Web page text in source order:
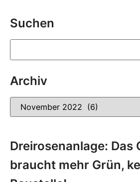
Suchen
Archiv
Dreirosenanlage: Das
braucht mehr Grün,